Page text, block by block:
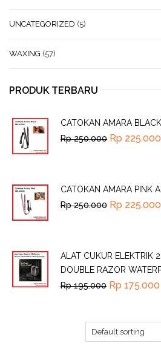
UNCATEGORIZED (5)
WAXING (57)
PRODUK TERBARU
CATOKAN AMARA
Rp250.000 Rp 225.000
CATOKAN AMARA PINK
Rp250.000 Rp 225.000
ALAT CUKUR ELEKTRIK
DOUBLE RAZOR
Rp195.000 Rp 175.000